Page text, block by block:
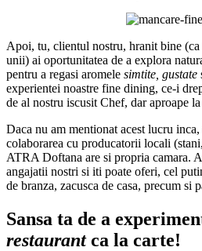
Apoi, tu, clientul nostru, hranit bine (ca
unii) ai oportunitatea de a explora
pentru a regasi aromele simtite, gustate
experientei noastre fine dining, ce-i
de al nostru iscusit Chef, dar aproape
Daca nu am mentionat acest lucru
colaborarea cu producatorii locali
ATRA Doftana are si propria camara.
angajatii nostri si iti poate oferi, cel
de branza, zacusca de casa, precum si
Sansa ta de a
restaurantca la carte!